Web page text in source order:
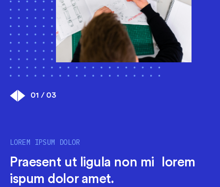
LOREM IPSUM DOLOR
Praesent ut ligula non mi lorem
ispum dolor amet.
LOREM IPSUM DOLOR
Praesent ut ligula non mi lorem
ispum dolor amet.
LOREM IPSUM DOLOR
Praesent ut ligula non mi lorem
ispum dolor amet.
01 / 03